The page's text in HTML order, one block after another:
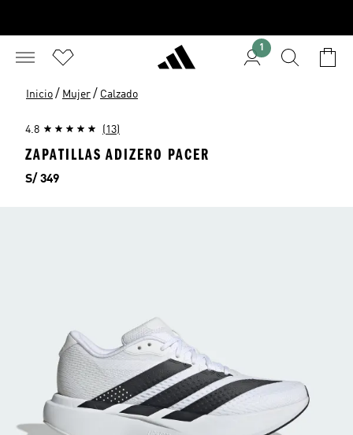
1
Inicio / Mujer / Calzado
4.8 (13)
ZAPATILLAS ADIZERO PACER
Precio
S/ 349